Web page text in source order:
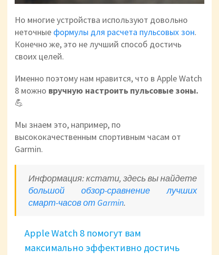
Но многие устройства используют довольно
неточные формулы для расчета пульсовых зон.
Конечно же, это не лучший способ достичь
своих целей.
Именно поэтому нам нравится, что в Apple Watch
8 можно вручную настроить пульсовые зоны.
💪
Мы знаем это, например, по
высококачественным спортивным часам от
Garmin.
Информация: кстати, здесь вы найдете
большой обзор-сравнение лучших
смарт-часов от Garmin.
Apple Watch 8 помогут вам
максимально эффективно достичь